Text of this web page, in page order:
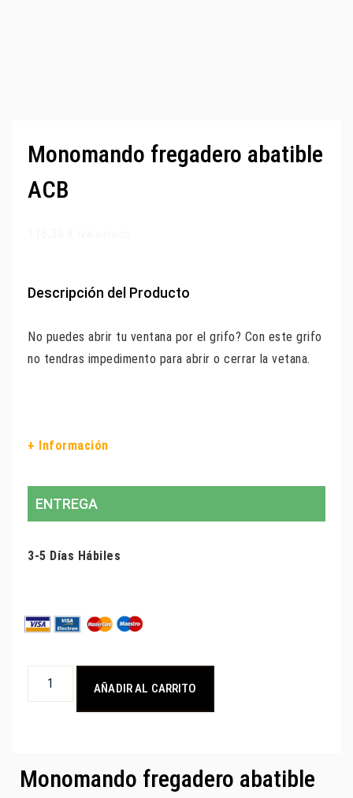
Monomando fregadero abatible
ACB
Descripción del Producto
No puedes abrir tu ventana por el grifo? Con este grifo
no tendras impedimento para abrir o cerrar la vetana.
+ Información
ENTREGA
3-5 Días Hábiles
AÑADIR AL CARRITO
Monomando fregadero abatible